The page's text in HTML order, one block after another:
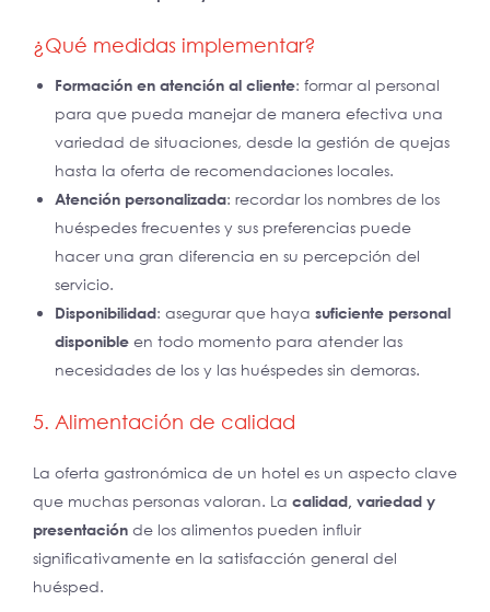
¿Qué medidas implementar?
Formación en atención al cliente: formar al personal
para que pueda manejar de manera efectiva una
variedad de situaciones, desde la gestión de quejas
hasta la oferta de recomendaciones locales.
Atención personalizada: recordar los nombres de los
huéspedes frecuentes y sus preferencias puede
hacer una gran diferencia en su percepción del
servicio.
Disponibilidad: asegurar que haya suficiente personal
disponible en todo momento para atender las
necesidades de los y las huéspedes sin demoras.
5. Alimentación de calidad
La oferta gastronómica de un hotel es un aspecto clave
que muchas personas valoran. La calidad, variedad y
presentación de los alimentos pueden influir
significativamente en la satisfacción general del
huésped.